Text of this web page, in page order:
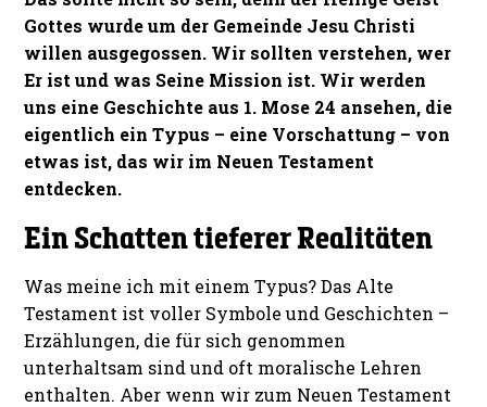
Gottes wurde um der Gemeinde Jesu Christi
willen ausgegossen. Wir sollten verstehen, wer
Er ist und was Seine Mission ist. Wir werden
uns eine Geschichte aus 1. Mose 24 ansehen, die
eigentlich ein Typus – eine Vorschattung – von
etwas ist, das wir im Neuen Testament
entdecken.
Ein Schatten tieferer Realitäten
Was meine ich mit einem Typus? Das Alte
Testament ist voller Symbole und Geschichten –
Erzählungen, die für sich genommen
unterhaltsam sind und oft moralische Lehren
enthalten. Aber wenn wir zum Neuen Testament